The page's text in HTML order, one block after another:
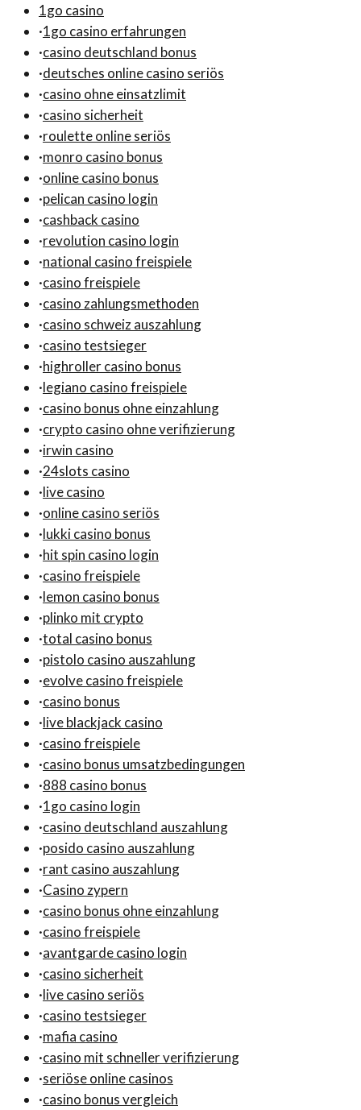
1go casino
·1go casino erfahrungen
·casino deutschland bonus
·deutsches online casino seriös
·casino ohne einsatzlimit
·casino sicherheit
·roulette online seriös
·monro casino bonus
·online casino bonus
·pelican casino login
·cashback casino
·revolution casino login
·national casino freispiele
·casino freispiele
·casino zahlungsmethoden
·casino schweiz auszahlung
·casino testsieger
·highroller casino bonus
·legiano casino freispiele
·casino bonus ohne einzahlung
·crypto casino ohne verifizierung
·irwin casino
·24slots casino
·live casino
·online casino seriös
·lukki casino bonus
·hit spin casino login
·casino freispiele
·lemon casino bonus
·plinko mit crypto
·total casino bonus
·pistolo casino auszahlung
·evolve casino freispiele
·casino bonus
·live blackjack casino
·casino freispiele
·casino bonus umsatzbedingungen
·888 casino bonus
·1go casino login
·casino deutschland auszahlung
·posido casino auszahlung
·rant casino auszahlung
·Casino zypern
·casino bonus ohne einzahlung
·casino freispiele
·avantgarde casino login
·casino sicherheit
·live casino seriös
·casino testsieger
·mafia casino
·casino mit schneller verifizierung
·seriöse online casinos
·casino bonus vergleich